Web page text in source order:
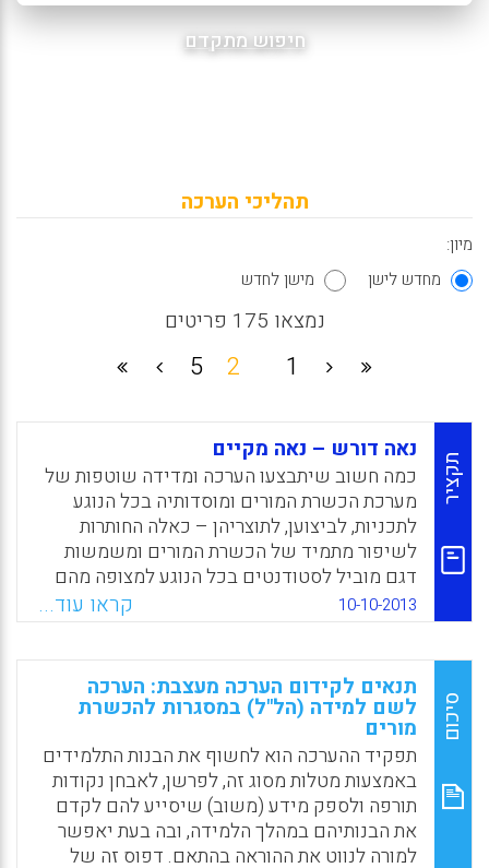
חיפוש מתקדם
תהליכי הערכה
מיון:
מחדש לישן
מישן לחדש
נמצאו 175 פריטים
1
2
5
תקציר
נאה דורש – נאה מקיים
כמה חשוב שיתבצעו הערכה ומדידה שוטפות של
מערכת הכשרת המורים ומוסדותיה בכל הנוגע
לתכניות, לביצוען, לתוצריהן – כאלה החותרות
לשיפור מתמיד של הכשרת המורים ומשמשות
דגם מוביל לסטודנטים בכל הנוגע למצופה מהם
לכשיסיימו את הכשרתם וישתלבו במערכת
החינוך? זוהי שאלה מורכבת, שכן התשובה עליה
חייבת להתייחס לא רק לחשיבות ההערכה הזאת
אלא גם למוטיבציה של המערכת לבצעה ולכלים
העומדים לרשותה לשם כך ( דרורה כפיר) .
WhatsApp
Facebook
Email
X
10-10-2013 קראו עוד...
סיכום
תנאים לקידום הערכה מעצבת: הערכה
לשם למידה (הל"ל) במסגרות להכשרת
מורים
תפקיד ההערכה הוא לחשוף את הבנות התלמידים
באמצעות מטלות מסוג זה, לפרשן, לאבחן נקודות
תורפה ולספק מידע (משוב) שיסייע להם לקדם
את הבנותיהם במהלך הלמידה, ובה בעת יאפשר
למורה לנווט את ההוראה בהתאם. דפוס זה של